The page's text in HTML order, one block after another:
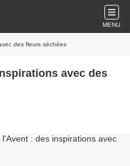
MENU
des fleurs séchées
avec des